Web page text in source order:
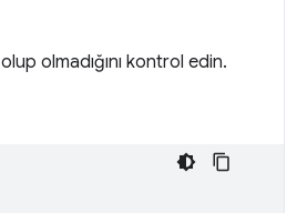
olup olmadığını kontrol edin.